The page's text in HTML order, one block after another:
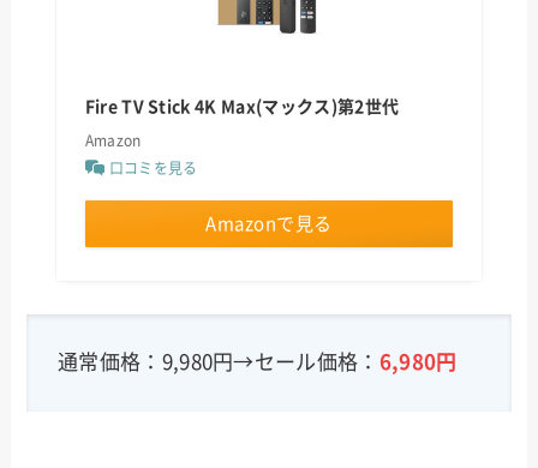
Fire TV Stick 4K Max(マックス)第2世代
Amazon
口コミを見る
Amazonで見る
通常価格：9,980円→セール価格： 6,980円